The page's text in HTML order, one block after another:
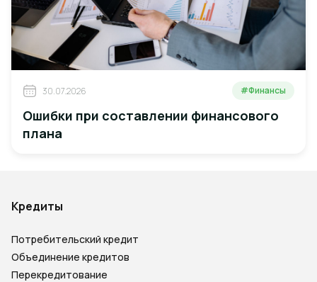
30.07.2026 #Финансы
Ошибки при составлении финансового
плана
Кредиты
Потребительский кредит
Объединение кредитов
Перекредитование